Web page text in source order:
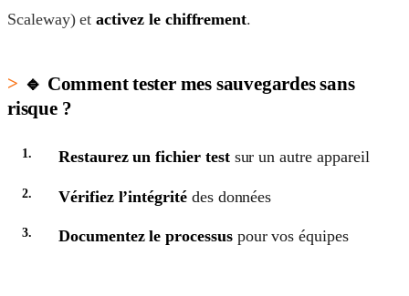
Scaleway) etactivez le chiffrement.
🔹 Comment tester mes sauvegardes sans
risque ?
Restaurez un fichier testsur un autre appareil
Vérifiez l’intégritédes données
Documentez le processuspour vos équipes